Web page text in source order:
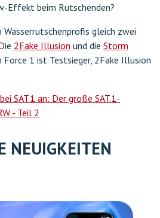
Effekt beim Rutschenden?
gleich zwei
2Fake Illusion und dieStorm
Force 1 ist Testsieger, 2Fake Illusion
SAT.1 an: Der große SAT.1-
- Teil 2
NEUIGKEITEN